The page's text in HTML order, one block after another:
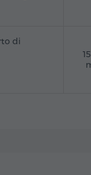
di